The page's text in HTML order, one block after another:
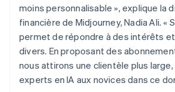
moins personnalisable », explique la
financière de Midjourney, Nadia Ali. «
permet de répondre à des intérêts
divers. En proposant des
nous attirons une clientèle plus
experts en IA aux novices dans ce